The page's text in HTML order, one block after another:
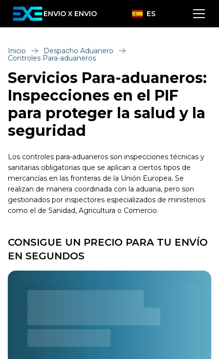
ENVIO X ENVIO ES
Inicio
Despacho Aduanero
Controles Para-aduaneros
Servicios Para-aduaneros:
Inspecciones en el PIF
para proteger la salud y la
seguridad
Los controles para-aduaneros son inspecciones técnicas y
sanitarias obligatorias que se aplican a ciertos tipos de
mercancías en las fronteras de la Unión Europea. Se
realizan de manera coordinada con la aduana, pero son
gestionados por inspectores especializados de ministerios
como el de Sanidad, Agricultura o Comercio.
CONSIGUE UN PRECIO PARA TU ENVÍO
EN SEGUNDOS